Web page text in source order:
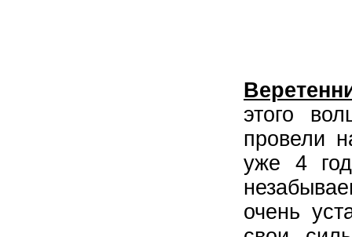
этого
провели
уже 4
очень